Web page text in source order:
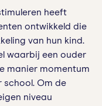
heeft
ontwikkeld die
van hun kind.
waarbij een ouder
manier momentum
school. Om de
niveau